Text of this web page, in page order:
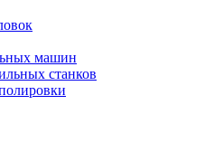
машин
станков